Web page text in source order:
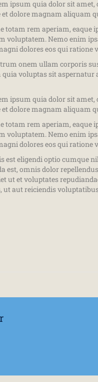
ipsum quia dolor sit
dolore magnam aliquam
rem aperiam, eaque
voluptatem. Nemo enim
dolores eos qui ratione
onem ullam corporis
voluptas sit
ipsum quia dolor sit
dolore magnam aliquam
rem aperiam, eaque
voluptatem. Nemo enim
dolores eos qui ratione
est eligendi optio cumque
est, omnis dolor
ut et voluptates
ut aut reiciendis